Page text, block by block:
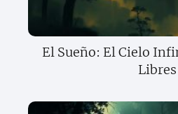
El Sueño: El Cielo
Libres